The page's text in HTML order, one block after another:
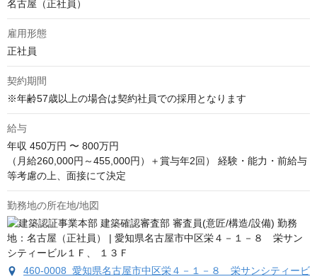
名古屋（正社員）
雇用形態
正社員
契約期間
※年齢57歳以上の場合は契約社員での採用となります
給与
年収 450万円 〜 800万円
（月給260,000円～455,000円）＋賞与年2回） 経験・能力・前給与
等考慮の上、面接にて決定
勤務地の所在地/地図
460-0008 愛知県名古屋市中区栄４－１－８ 栄サンシティービ